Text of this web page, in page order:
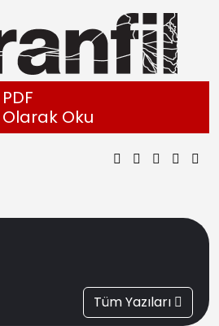
PDF
Olarak Oku
Tüm Yazıları